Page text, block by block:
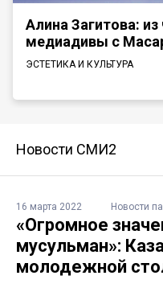
Алина Загитова:
медиадивы с
ЭСТЕТИКА И КУЛЬТУРА
Новости СМИ2
16 марта 2022 Новости
«Огромное
мусульман»:
молодежной